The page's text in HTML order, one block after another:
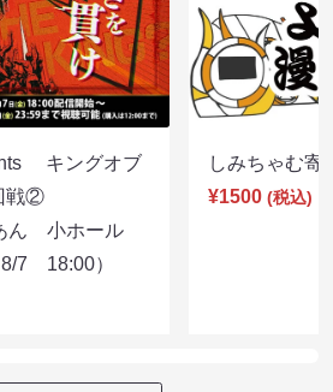
キングオブ
戦②
ん 小ホール
8/7 18:00）
しみちゃむ
¥1500 (税込)